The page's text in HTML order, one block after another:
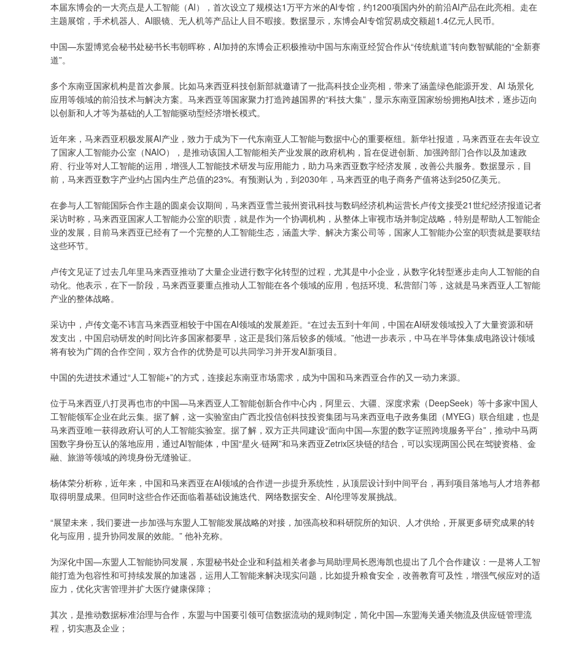
本届东博会的一大亮点是人工智能（AI），首次设立了规模达1万平方米的AI专馆，约1200项国内外的前沿AI产品在此亮相。走在
主题展馆，手术机器人、AI眼镜、无人机等产品让人目不暇接。数据显示，东博会AI专馆贸易成交额超1.4亿元人民币。
中国—东盟博览会秘书处秘书长韦朝晖称，AI加持的东博会正积极推动中国与东南亚经贸合作从“传统航道”转向数智赋能的“全新赛
道”。
多个东南亚国家机构是首次参展。比如马来西亚科技创新部就邀请了一批高科技企业亮相，带来了涵盖绿色能源开发、AI 场景化
应用等领域的前沿技术与解决方案。马来西亚等国家聚力打造跨越国界的“科技大集”，显示东南亚国家纷纷拥抱AI技术，逐步迈向
以创新和人才等为基础的人工智能驱动型经济增长模式。
近年来，马来西亚积极发展AI产业，致力于成为下一代东南亚人工智能与数据中心的重要枢纽。新华社报道，马来西亚在去年设立
了国家人工智能办公室（NAIO），是推动该国人工智能相关产业发展的政府机构，旨在促进创新、加强跨部门合作以及加速政
府、行业等对人工智能的运用，增强人工智能技术研发与应用能力，助力马来西亚数字经济发展，改善公共服务。数据显示，目
前，马来西亚数字产业约占国内生产总值的23%。有预测认为，到2030年，马来西亚的电子商务产值将达到250亿美元。
在参与人工智能国际合作主题的圆桌会议期间，马来西亚雪兰莪州资讯科技与数码经济机构运营长卢传文接受21世纪经济报道记者
采访时称，马来西亚国家人工智能办公室的职责，就是作为一个协调机构，从整体上审视市场并制定战略，特别是帮助人工智能企
业的发展，目前马来西亚已经有了一个完整的人工智能生态，涵盖大学、解决方案公司等，国家人工智能办公室的职责就是要联结
这些环节。
卢传文见证了过去几年里马来西亚推动了大量企业进行数字化转型的过程，尤其是中小企业，从数字化转型逐步走向人工智能的自
动化。他表示，在下一阶段，马来西亚要重点推动人工智能在各个领域的应用，包括环境、私营部门等，这就是马来西亚人工智能
产业的整体战略。
采访中，卢传文毫不讳言马来西亚相较于中国在AI领域的发展差距。“在过去五到十年间，中国在AI研发领域投入了大量资源和研
发支出，中国启动研发的时间比许多国家都要早，这正是我们落后较多的领域。”他进一步表示，中马在半导体集成电路设计领域
将有较为广阔的合作空间，双方合作的优势是可以共同学习并开发AI新项目。
中国的先进技术通过“人工智能+”的方式，连接起东南亚市场需求，成为中国和马来西亚合作的又一动力来源。
位于马来西亚八打灵再也市的中国—马来西亚人工智能创新合作中心内，阿里云、大疆、深度求索（DeepSeek）等十多家中国人
工智能领军企业在此云集。据了解，这一实验室由广西北投信创科技投资集团与马来西亚电子政务集团（MYEG）联合组建，也是
马来西亚唯一获得政府认可的人工智能实验室。据了解，双方正共同建设“面向中国—东盟的数字证照跨境服务平台”，推动中马两
国数字身份互认的落地应用，通过AI智能体，中国“星火·链网”和马来西亚Zetrix区块链的结合，可以实现两国公民在驾驶资格、金
融、旅游等领域的跨境身份无缝验证。
杨体荣分析称，近年来，中国和马来西亚在AI领域的合作进一步提升系统性，从顶层设计到中间平台，再到项目落地与人才培养都
取得明显成果。但同时这些合作还面临着基础设施迭代、网络数据安全、AI伦理等发展挑战。
“展望未来，我们要进一步加强与东盟人工智能发展战略的对接，加强高校和科研院所的知识、人才供给，开展更多研究成果的转
化与应用，提升协同发展的效能。” 他补充称。
为深化中国—东盟人工智能协同发展，东盟秘书处企业和利益相关者参与局助理局长恩海凯也提出了几个合作建议：一是将人工智
能打造为包容性和可持续发展的加速器，运用人工智能来解决现实问题，比如提升粮食安全，改善教育可及性，增强气候应对的适
应力，优化灾害管理并扩大医疗健康保障；
其次，是推动数据标准治理与合作，东盟与中国要引领可信数据流动的规则制定，简化中国—东盟海关通关物流及供应链管理流
程，切实惠及企业；